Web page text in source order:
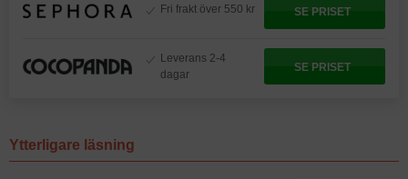
Fri frakt över 550 kr SE PRISET
Leverans 2-4
dagar
SE PRISET
Ytterligare läsning